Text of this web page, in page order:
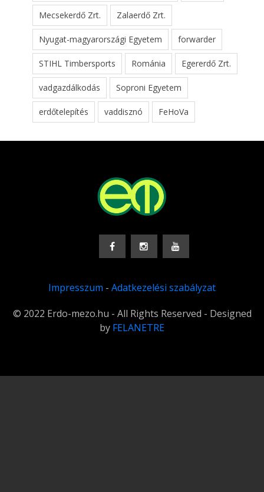
Mecsekerdő Zrt. Zalaerdő Zrt.
Nyugat-magyarországi Egyetem forwarder
STIHL Timbersports Románia Egererdő Zrt.
vadgazdálkodás Soproni Egyetem
erdőtelepítés vaddisznó FeHoVa
Impresszum - Adatkezelési szabályzat
© 2022 Erdo-mezo.hu - All Rights Reserved - Designed
by FELANETRE